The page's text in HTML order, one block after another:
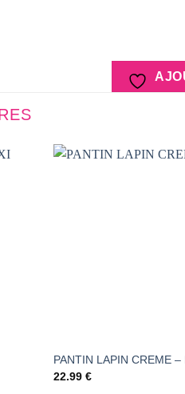
PANTIN LAPIN CREME –
22.99€